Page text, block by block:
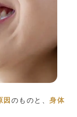
因 のものと、 身体